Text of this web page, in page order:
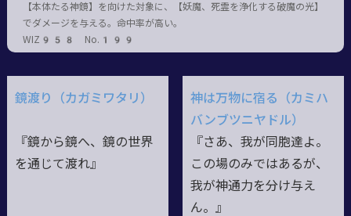
【本体たる神鏡】を向けた対象に、【妖魔、死霊を浄化する破魔の光】
でダメージを与える。命中率が高い。
WIZ958 No.199
鏡渡り（カガミワタリ）
『鏡から鏡へ、鏡の世界
を通じて渡れ』
神は万物に宿る（カミハ
バンブツニヤドル）
『さあ、我が同胞達よ。
この場のみではあるが、
我が神通力を分け与え
ん。』